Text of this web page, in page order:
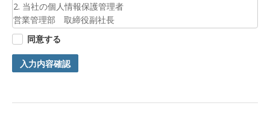
2. 当社の個人情報保護管理者
営業管理部 取締役副社長
3. 個人情報の利用目的
お預かりした個人情報は、お問合せへの対応のために利用いた
します。
4. 第三者提供について
ご入力頂く個人情報は第三者に提供しません。
同意する
入力内容確認